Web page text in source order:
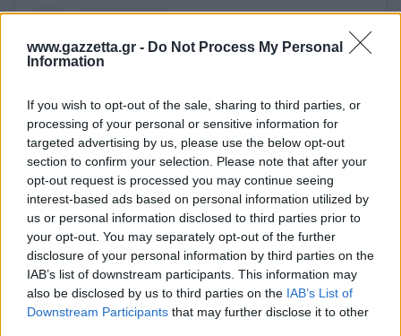
www.gazzetta.gr - Do Not Process My Personal
Information
If you wish to opt-out of the sale, sharing to third parties, or
processing of your personal or sensitive information for
targeted advertising by us, please use the below opt-out
section to confirm your selection. Please note that after your
opt-out request is processed you may continue seeing
interest-based ads based on personal information utilized by
us or personal information disclosed to third parties prior to
your opt-out. You may separately opt-out of the further
disclosure of your personal information by third parties on the
IAB’s list of downstream participants. This information may
also be disclosed by us to third parties on the IAB’s List of
Downstream Participants that may further disclose it to other
Δείτε αυτή τη δημοσίευση στο Instagram.